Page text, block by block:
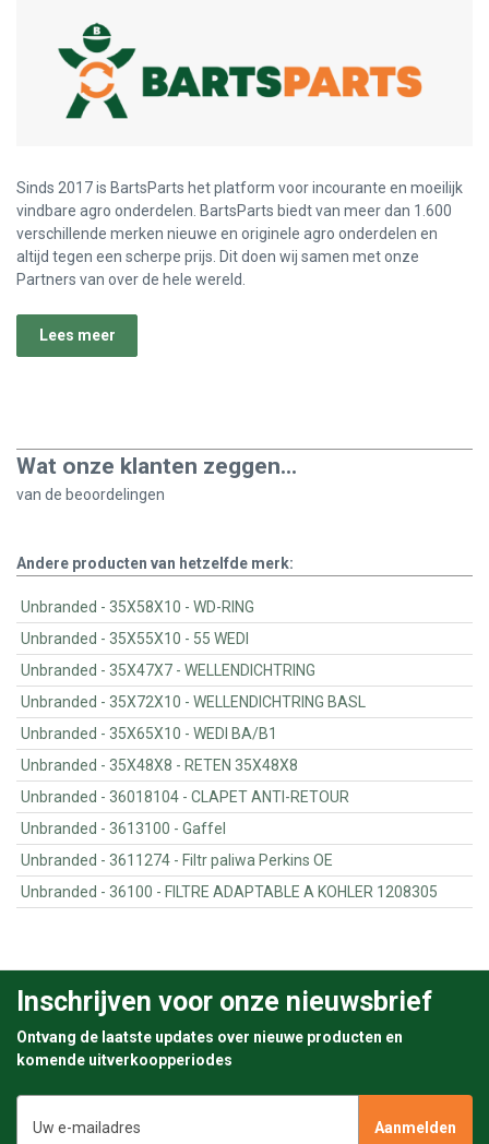
Sinds 2017 is BartsParts het platform voor incourante en moeilijk
vindbare agro onderdelen. BartsParts biedt van meer dan 1.600
verschillende merken nieuwe en originele agro onderdelen en
altijd tegen een scherpe prijs. Dit doen wij samen met onze
Partners van over de hele wereld.
Lees meer
Wat onze klanten zeggen...
van de beoordelingen
Andere producten van hetzelfde merk:
Unbranded - 35X58X10 - WD-RING
Unbranded - 35X55X10 - 55 WEDI
Unbranded - 35X47X7 - WELLENDICHTRING
Unbranded - 35X72X10 - WELLENDICHTRING BASL
Unbranded - 35X65X10 - WEDI BA/B1
Unbranded - 35X48X8 - RETEN 35X48X8
Unbranded - 36018104 - CLAPET ANTI-RETOUR
Unbranded - 3613100 - Gaffel
Unbranded - 3611274 - Filtr paliwa Perkins OE
Unbranded - 36100 - FILTRE ADAPTABLE A KOHLER 1208305
Inschrijven voor onze nieuwsbrief
Ontvang de laatste updates over nieuwe producten en
komende uitverkoopperiodes
mailadres